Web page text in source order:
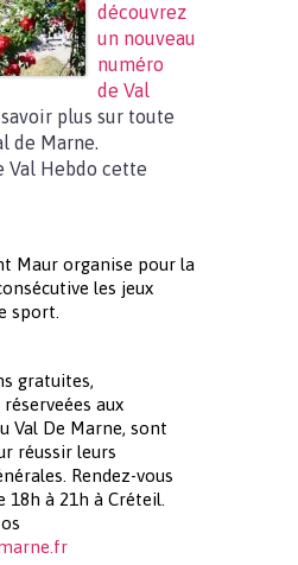
découvrez
un nouveau
numéro
de Val
plus sur toute
de Marne.
Val Hebdo cette
Maur organise pour la
les jeux
sport.
gratuites,
aux
Val De Marne, sont
réussir leurs
Rendez-vous
18h à 21h à Créteil.